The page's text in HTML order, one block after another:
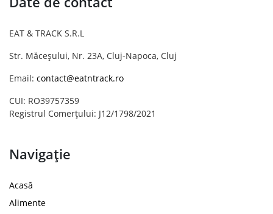
EAT & TRACK S.R.L
Str. Măceșului, Nr. 23A, Cluj-Napoca, Cluj
Email: contact@eatntrack.ro
CUI: RO39757359
Registrul Comerțului: J12/1798/2021
Navigație
Acasă
Alimente